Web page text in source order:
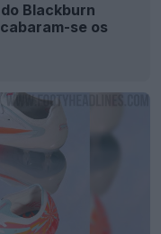
Blackburn
se os